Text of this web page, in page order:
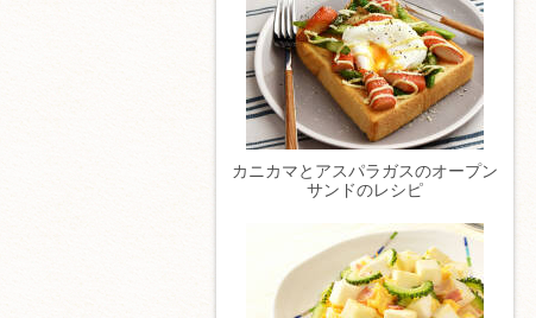
カニカマとアスパラガスのオープン
サンドのレシピ